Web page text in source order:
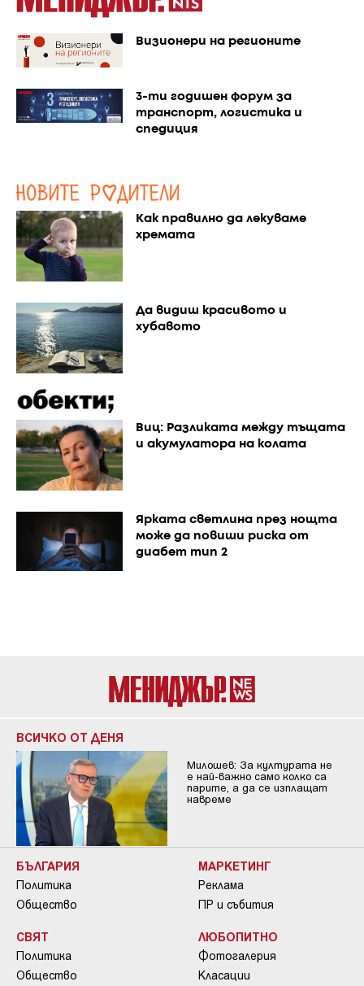
Визионери на регионите
3-ти годишен форум за
транспорт, логистика и
спедиция
Как правилно да лекуваме
хремата
Да видиш красивото и
хубавото
Виц: Разликата между тъщата
и акумулатора на колата
Ярката светлина през нощта
може да повиши риска от
диабет тип 2
ВСИЧКО ОТ ДЕНЯ
Милошев: За културата не
е най-важно само колко са
парите, а да се изплащат
навреме
БЪЛГАРИЯ
Политика
Общество
СВЯТ
Политика
Общество
МАРКЕТИНГ
Реклама
ПР и събития
ЛЮБОПИТНО
Фотогалерия
Класации